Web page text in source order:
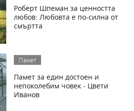
Роберт Шпеман за ценността
любов: Любовта е по-силна от
смъртта
Памет
Памет за един достоен и
непоколебим човек - Цвети
Иванов